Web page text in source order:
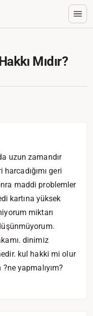
Mıdır?
uzun zamandır
geri
maddi problemler
kartına yüksek
miktarı
dinimiz
kul hakki mi olur
yapmalıyım?